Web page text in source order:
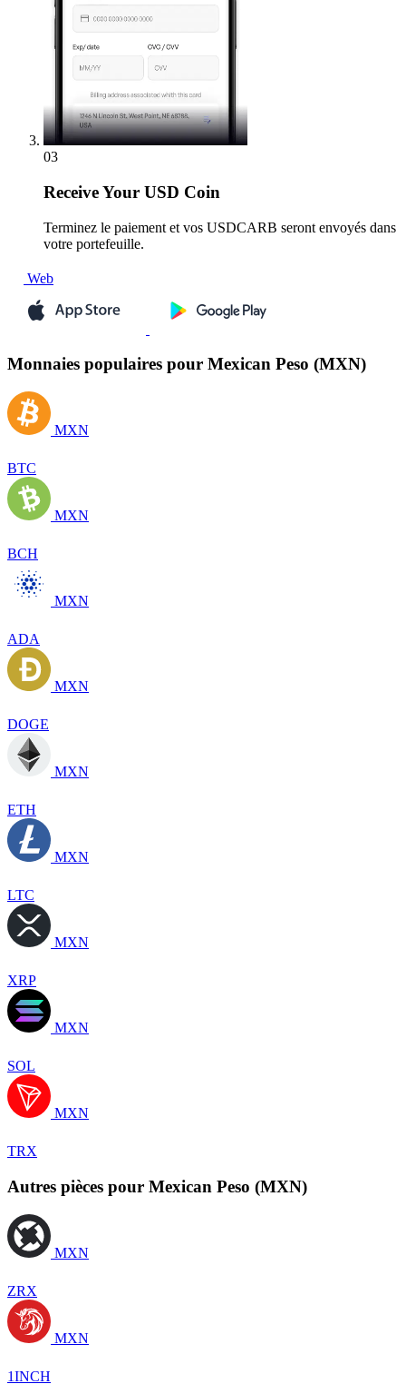
03
ReceiveYour USD Coin
Terminez le paiement et vos USDCARB seront envoyés dans
votre portefeuille.
Web
Monnaies populaires pour Mexican Peso (MXN)
MXN
BTC
MXN
BCH
MXN
ADA
MXN
DOGE
MXN
ETH
MXN
LTC
MXN
XRP
MXN
SOL
MXN
TRX
Autres pièces pour Mexican Peso (MXN)
MXN
ZRX
MXN
1INCH